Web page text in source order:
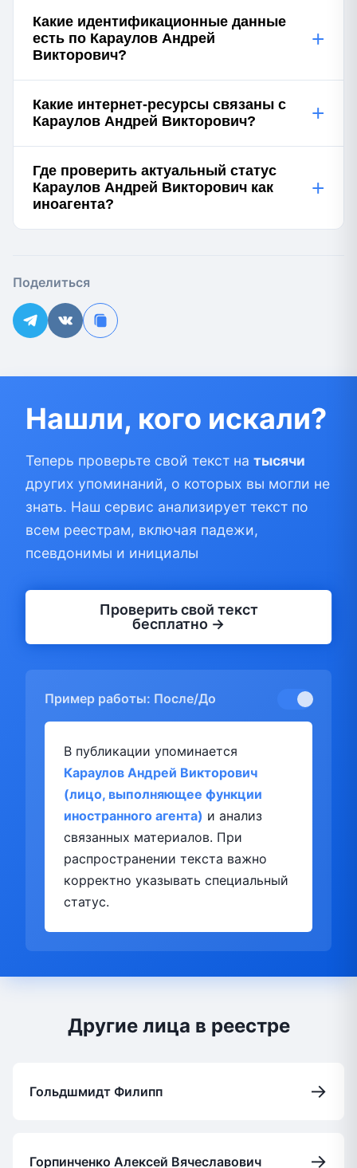
Какие идентификационные данные
есть по Караулов Андрей
Викторович?
+
Какие интернет-ресурсы связаны с
Караулов Андрей Викторович?
+
Где проверить актуальный статус
Караулов Андрей Викторович как
иноагента?
+
Поделиться
Нашли, кого искали?
Теперь проверьте свой текст на тысячи
других упоминаний, о которых вы могли не
знать. Наш сервис анализирует текст по
всем реестрам, включая падежи,
псевдонимы и инициалы
Проверить свой текст
бесплатно →
Пример работы: После/До
В публикации упоминается
Караулов Андрей Викторович
(лицо, выполняющее функции
иностранного агента) и анализ
связанных материалов. При
распространении текста важно
корректно указывать специальный
статус.
Другие лица в реестре
Гольдшмидт Филипп →
Горпинченко Алексей Вячеславович →